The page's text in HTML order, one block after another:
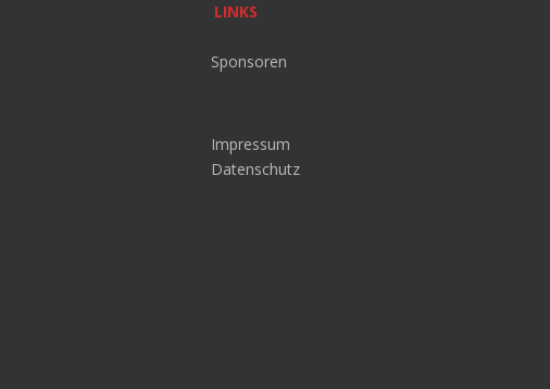
LINKS
Sponsoren
Impressum
Datenschutz